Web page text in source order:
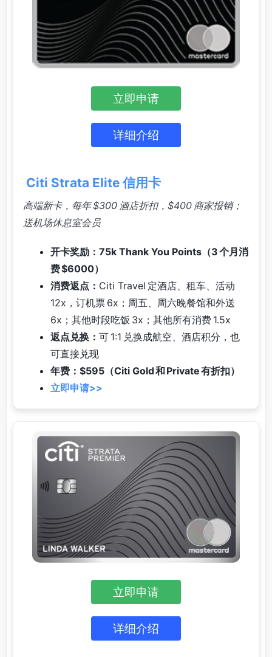
立即申请
详细介绍
Citi Strata Elite 信用卡
高端新卡，每年 $300 酒店折扣，$400 商家报销；
送机场休息室会员
开卡奖励：75k Thank You Points（3 个月消
费 $6000）
消费返点： Citi Travel 定酒店、租车、活动
12x，订机票 6x；周五、周六晚餐馆和外送
6x；其他时段吃饭 3x；其他所有消费 1.5x
返点兑换： 可 1:1 兑换成航空、酒店积分，也
可直接兑现
年费：$595（Citi Gold 和 Private 有折扣）
立即申请>>
立即申请
详细介绍